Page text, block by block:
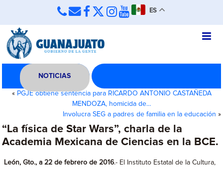
ES
NOTICIAS
« PGJE obtiene sentencia para RICARDO ANTONIO CASTAÑEDA
MENDOZA, homicida de…
Involucra SEG a padres de familia en la educación »
“La física de Star Wars”, charla de la
Academia Mexicana de Ciencias en la BCE.
León, Gto., a 22 de febrero de 2016.- El Instituto Estatal de la Cultura,